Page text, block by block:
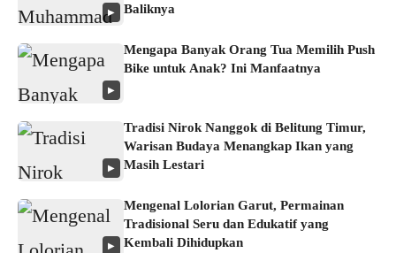
▶
Baliknya
▶
Mengapa Banyak Orang Tua Memilih Push
Bike untuk Anak? Ini Manfaatnya
▶
Tradisi Nirok Nanggok di Belitung Timur,
Warisan Budaya Menangkap Ikan yang
Masih Lestari
▶
Mengenal Lolorian Garut, Permainan
Tradisional Seru dan Edukatif yang
Kembali Dihidupkan